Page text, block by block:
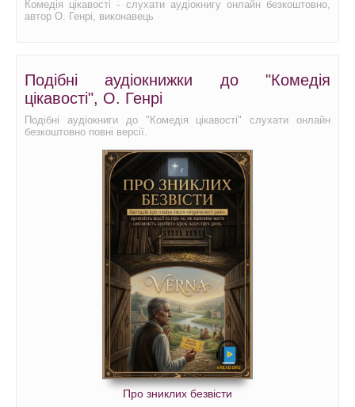
Комедія цікавості - слухати аудіокнигу онлайн безкоштовно,
автор О. Генрі, виконавець
Подібні аудіокнижки до "Комедія
цікавості", О. Генрі
Подібні аудіокниги до "Комедія цікавості" слухати онлайн
безкоштовно повні версії.
Про зниклих безвісти